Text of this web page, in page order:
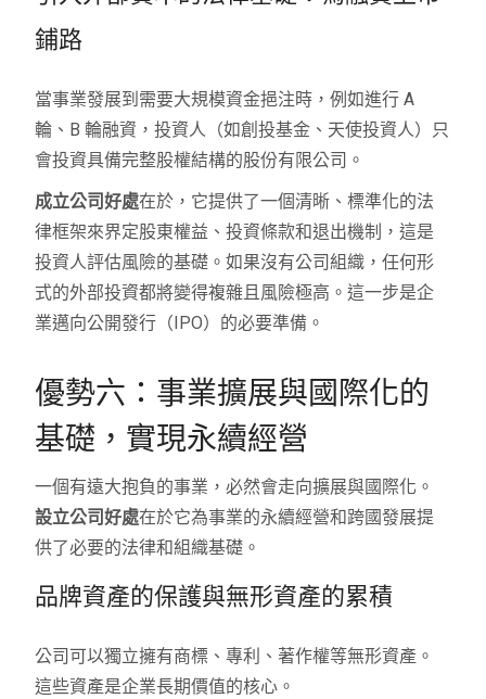
鋪路
當事業發展到需要大規模資金挹注時，例如進行 A
輪、B 輪融資，投資人（如創投基金、天使投資人）只
會投資具備完整股權結構的股份有限公司。
成立公司好處在於，它提供了一個清晰、標準化的法
律框架來界定股東權益、投資條款和退出機制，這是
投資人評估風險的基礎。如果沒有公司組織，任何形
式的外部投資都將變得複雜且風險極高。這一步是企
業邁向公開發行（IPO）的必要準備。
優勢六：事業擴展與國際化的
基礎，實現永續經營
一個有遠大抱負的事業，必然會走向擴展與國際化。
設立公司好處在於它為事業的永續經營和跨國發展提
供了必要的法律和組織基礎。
品牌資產的保護與無形資產的累積
公司可以獨立擁有商標、專利、著作權等無形資產。
這些資產是企業長期價值的核心。